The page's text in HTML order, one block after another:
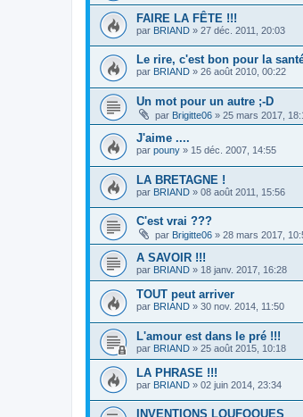
FAIRE LA FÊTE !!!
par BRIAND » 27 déc. 2011, 20:03
Le rire, c'est bon pour la
par BRIAND » 26 août 2010, 00:22
Un mot pour un autre ;-D
par Brigitte06 » 25 mars 2017,
J'aime ....
par pouny » 15 déc. 2007, 14:55
LA BRETAGNE !
par BRIAND » 08 août 2011, 15:56
C'est vrai ???
par Brigitte06 » 28 mars 2017,
A SAVOIR !!!
par BRIAND » 18 janv. 2017, 16:28
TOUT peut arriver
par BRIAND » 30 nov. 2014, 11:50
L'amour est dans le pré !!!
par BRIAND » 25 août 2015, 10:18
LA PHRASE !!!
par BRIAND » 02 juin 2014, 23:34
INVENTIONS LOUFOQUES